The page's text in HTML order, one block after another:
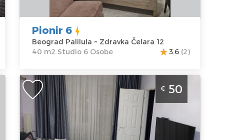
Zdravka Čelara
Cena25 €
Studio
Pionir 6
Beograd Palilula ~ Zdravka Čelara 12
40 m2 Studio 6 Osobe
3.6 (2)
Dvosoban Apartman Cezar 1 Beograd
Novi Beograd
Beograd
Lokacija:
Gosti:
€ 50